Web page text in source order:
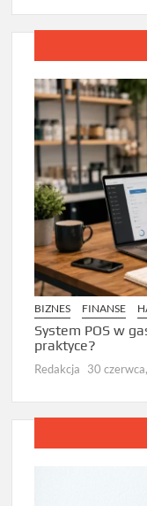
BIZNES FINANSE
System POS w
praktyce?
Redakcja 30